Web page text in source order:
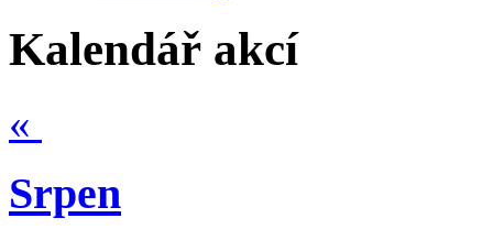
Kalendář akcí
«
Srpen